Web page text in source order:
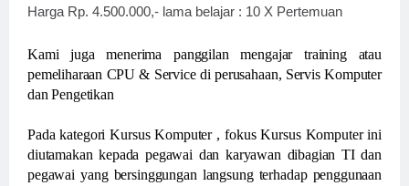
Harga Rp. 4.500.000,- lama belajar : 10 X Pertemuan
Kami juga menerima panggilan mengajar training atau
pemeliharaan CPU & Service di perusahaan, Servis Komputer
dan Pengetikan
Pada kategori Kursus Komputer , fokus Kursus Komputer ini
diutamakan kepada pegawai dan karyawan dibagian TI dan
pegawai yang bersinggungan langsung terhadap penggunaan